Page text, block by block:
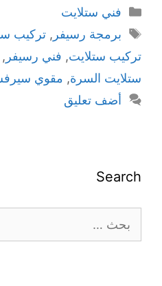
فني ستلايت
برمجة رسيفر , تركيب
تركيب ستلايت, فني رسيفر ,
ستلايت السرة, مقوي
أضف تعليق
Search